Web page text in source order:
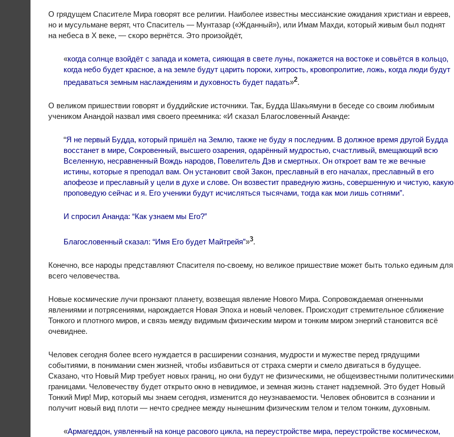
О грядущем Спасителе Мира говорят все религии. Наиболее известны мессианские ожидания христиан и евреев,
но и мусульмане верят, что Спаситель — Мунтазар («Жданный»), или Имам Махди, который живым был поднят
на небеса в Х веке, — скоро вернётся. Это произойдёт,
«когда солнце взойдёт с запада и комета, сияющая в свете луны, покажется на востоке и совьётся в кольцо,
когда небо будет красное, а на земле будут царить пороки, хитрость, кровопролитие, ложь, когда люди будут
предаваться земным наслаждениям и духовность будет падать»2.
О великом пришествии говорят и буддийские источники. Так, Будда Шакьямуни в беседе со своим любимым
учеником Анандой назвал имя своего преемника: «И сказал Благословенный Ананде:
“Я не первый Будда, который пришёл на Землю, также не буду я последним. В должное время другой Будда
восстанет в мире, Сокровенный, высшего озарения, одарённый мудростью, счастливый, вмещающий всю
Вселенную, несравненный Вождь народов, Повелитель Дэв и смертных. Он откроет вам те же вечные
истины, которые я преподал вам. Он установит свой Закон, преславный в его началах, преславный в его
апофеозе и преславный у цели в духе и слове. Он возвестит праведную жизнь, совершенную и чистую, какую
проповедую сейчас и я. Его ученики будут исчисляться тысячами, тогда как мои лишь сотнями”.
И спросил Ананда: “Как узнаем мы Его?”
Благословенный сказал: “Имя Его будет Майтрейя”»3.
Конечно, все народы представляют Спасителя по-своему, но великое пришествие может быть только единым для
всего человечества.
Новые космические лучи пронзают планету, возвещая явление Нового Мира. Сопровождаемая огненными
явлениями и потрясениями, нарождается Новая Эпоха и новый человек. Происходит стремительное сближение
Тонкого и плотного миров, и связь между видимым физическим миром и тонким миром энергий становится всё
очевиднее.
Человек сегодня более всего нуждается в расширении сознания, мудрости и мужестве перед грядущими
событиями, в понимании смен жизней, чтобы избавиться от страха смерти и смело двигаться в будущее.
Сказано, что Новый Мир требует новых границ, но они будут не физическими, не общеизвестными политическими
границами. Человечеству будет открыто окно в невидимое, и земная жизнь станет надземной. Это будет Новый
Тонкий Мир! Мир, который мы знаем сегодня, изменится до неузнаваемости. Человек обновится в сознании и
получит новый вид плоти — нечто среднее между нынешним физическим телом и телом тонким, духовным.
«Армагеддон, уявленный на конце расового цикла, на переустройстве мира, переустройстве космическом,